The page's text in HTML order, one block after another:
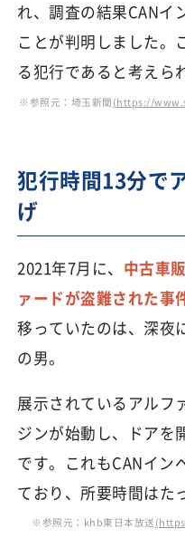
れ、調査の結果CANイ
ことが判明しました。
る犯行であると考えら
※参照元：埼玉新聞 (https://
犯行時間13分で
げ
2021年7月に、 中古車
ァードが盗難された事
移っていたのは、深夜
の男。
展示されているアルフ
ジンが始動し、ドアを
です。これもCANイン
ており、所要時間はた
※参照元：khb東日本放送